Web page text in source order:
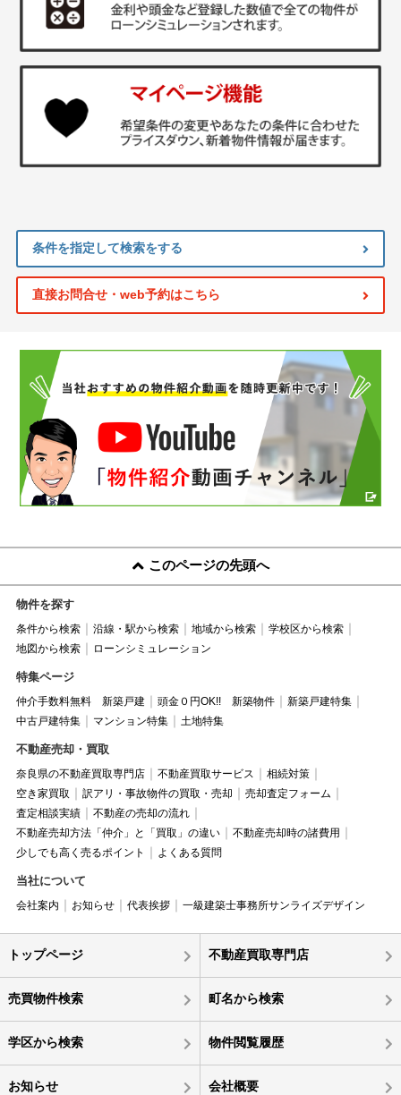
条件を指定して検索をする
直接お問合せ・web予約はこちら
このページの先頭へ
物件を探す
条件から検索 沿線・駅から検索 地域から検索
学校区から検索
地図から検索
ローンシミュレーション
特集ページ
仲介手数料無料 新築戸建 頭金０円OK!! 新築物件
新築戸建特集
中古戸建特集
マンション特集 土地特集
不動産売却・買取
奈良県の不動産買取専門店 不動産買取サービス
相続対策
空き家買取
訳アリ・事故物件の買取・売却
売却査定フォーム
査定相談実績
不動産の売却の流れ
不動産売却方法「仲介」と「買取」の違い
不動産売却時の諸費用
少しでも高く売るポイント
よくある質問
当社について
会社案内 お知らせ 代表挨拶 一級建築士事務所サンライズデザイン
トップページ 不動産買取専門店
売買物件検索 町名から検索
学区から検索 物件閲覧履歴
お知らせ 会社概要